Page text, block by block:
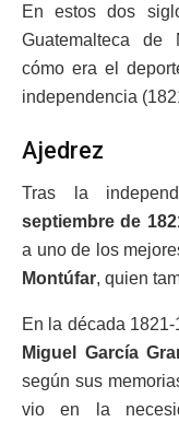
En estos dos
Guatemalteca de
cómo era el
independencia
Ajedrez
Tras la
septiembre de
a uno de los
Montúfar, quien
En la década
Miguel García
según sus
vio en la